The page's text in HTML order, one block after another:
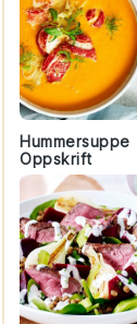
Hummersuppe
Oppskrift